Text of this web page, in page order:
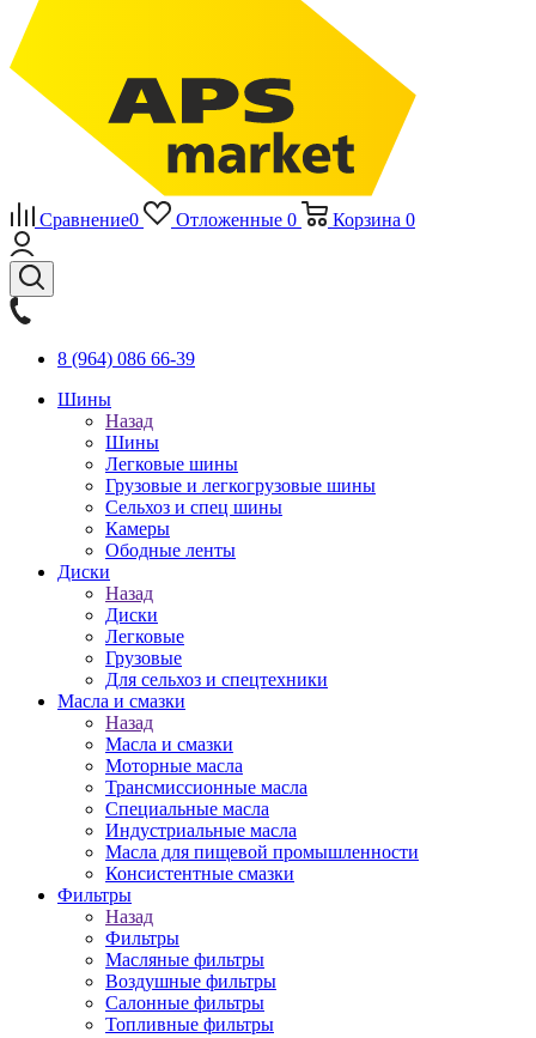
Сравнение0 Отложенные 0 Корзина 0
8 (964) 086 66-39
Шины
Назад
Шины
Легковые шины
Грузовые и легкогрузовые шины
Сельхоз и спец шины
Камеры
Ободные ленты
Диски
Назад
Диски
Легковые
Грузовые
Для сельхоз и спецтехники
Масла и смазки
Назад
Масла и смазки
Моторные масла
Трансмиссионные масла
Специальные масла
Индустриальные масла
Масла для пищевой промышленности
Консистентные смазки
Фильтры
Назад
Фильтры
Масляные фильтры
Воздушные фильтры
Салонные фильтры
Топливные фильтры